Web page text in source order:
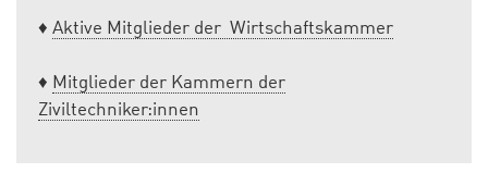
♦ Aktive Mitglieder der Wirtschaftskammer
♦ Mitglieder der Kammern der
Ziviltechniker:innen